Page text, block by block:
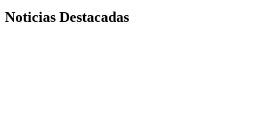
Noticias Destacadas